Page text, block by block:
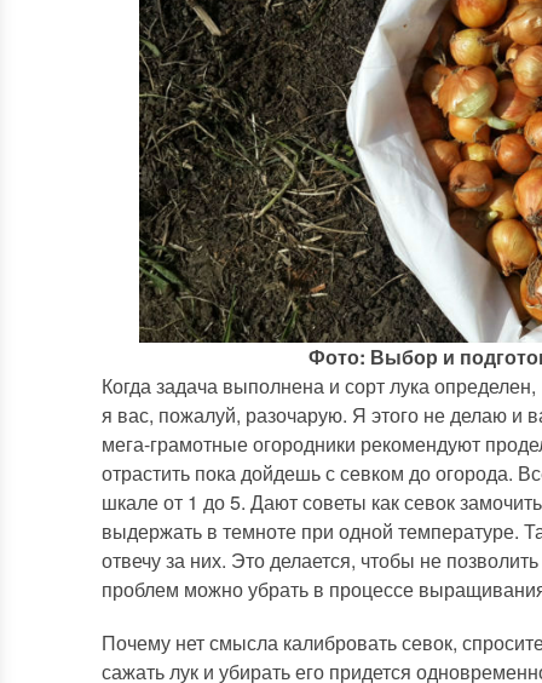
Фото: Выбор и
Когда задача выполнена и сорт лука
я вас, пожалуй, разочарую. Я этого не делаю
мега-грамотные огородники рекомендуют
отрастить пока дойдешь с севком до огорода.
шкале от 1 до 5. Дают советы как севок
выдержать в темноте при одной температуре.
отвечу за них. Это делается, чтобы не
проблем можно убрать в процессе
Почему нет смысла калибровать севок,
сажать лук и убирать его придется